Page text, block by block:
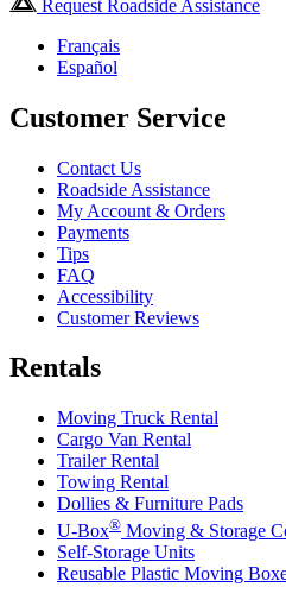
Request Roadside Assistance
Français
Español
Customer Service
Contact Us
Roadside Assistance
My Account & Orders
Payments
Tips
FAQ
Accessibility
Customer Reviews
Rentals
Moving Truck Rental
Cargo Van Rental
Trailer Rental
Towing Rental
Dollies & Furniture Pads
U-Box® Moving & Storage
Self-Storage Units
Reusable Plastic Moving